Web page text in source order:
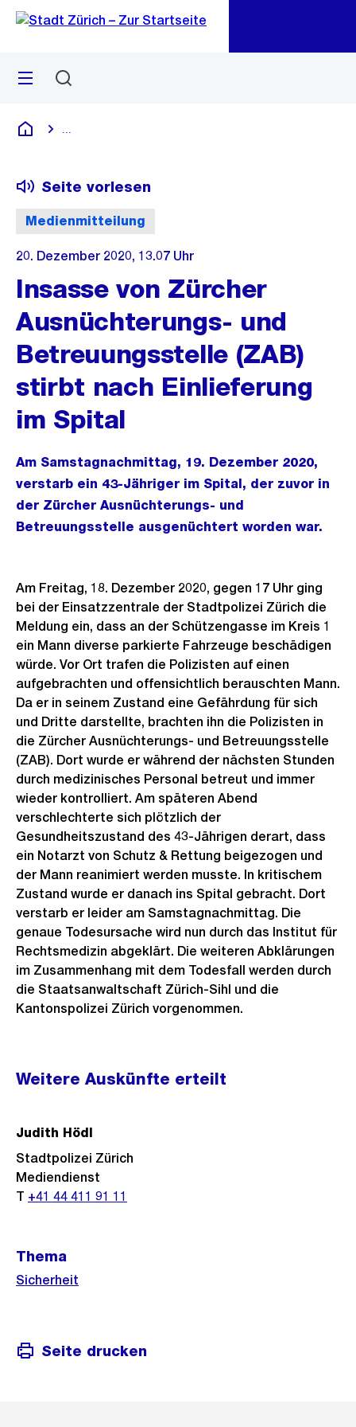
Navigation
Sprunglink
Menü
Deutsch
Medienmitteilung
Seite vorlesen
20. Dezember 2020, 13.07 Uhr
Insasse von Zürcher
Ausnüchterungs- und
Betreuungsstelle (ZAB)
stirbt nach Einlieferung
im Spital
Am Samstagnachmittag, 19. Dezember 2020,
verstarb ein 43-Jähriger im Spital, der zuvor in
der Zürcher Ausnüchterungs- und
Betreuungsstelle ausgenüchtert worden war.
Am Freitag, 18. Dezember 2020, gegen 17 Uhr ging
bei der Einsatzzentrale der Stadtpolizei Zürich die
Meldung ein, dass an der Schützengasse im Kreis 1
ein Mann diverse parkierte Fahrzeuge beschädigen
würde. Vor Ort trafen die Polizisten auf einen
aufgebrachten und offensichtlich berauschten Mann.
Da er in seinem Zustand eine Gefährdung für sich
und Dritte darstellte, brachten ihn die Polizisten in
die Zürcher Ausnüchterungs- und Betreuungsstelle
(ZAB). Dort wurde er während der nächsten Stunden
durch medizinisches Personal betreut und immer
wieder kontrolliert. Am späteren Abend
verschlechterte sich plötzlich der
Gesundheitszustand des 43-Jährigen derart, dass
ein Notarzt von Schutz & Rettung beigezogen und
der Mann reanimiert werden musste. In kritischem
Zustand wurde er danach ins Spital gebracht. Dort
verstarb er leider am Samstagnachmittag. Die
genaue Todesursache wird nun durch das Institut für
Rechtsmedizin abgeklärt. Die weiteren Abklärungen
im Zusammenhang mit dem Todesfall werden durch
die Staatsanwaltschaft Zürich-Sihl und die
Kantonspolizei Zürich vorgenommen.
Weitere
Informationen
Weitere Auskünfte erteilt
Judith Hödl
Stadtpolizei Zürich
Mediendienst
T +41 44 411 91 11
Thema
Sicherheit
Seite drucken